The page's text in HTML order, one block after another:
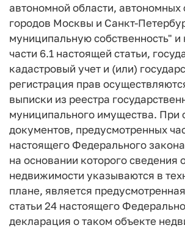
автономной области, автономных
городов Москвы и Санкт-
муниципальную собственность" и
части 6.1 настоящей статьи,
кадастровый учет и (или)
регистрация прав
выписки из реестра
муниципального имущества. При
документов, предусмотренных
настоящего Федерального
на основании которого сведения
недвижимости указываются в
плане, является
статьи 24 настоящего
декларация о таком объекте